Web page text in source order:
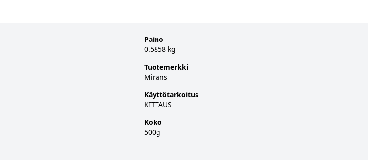
Paino
0.5858 kg
Tuotemerkki
Mirans
Käyttötarkoitus
KITTAUS
Koko
500g